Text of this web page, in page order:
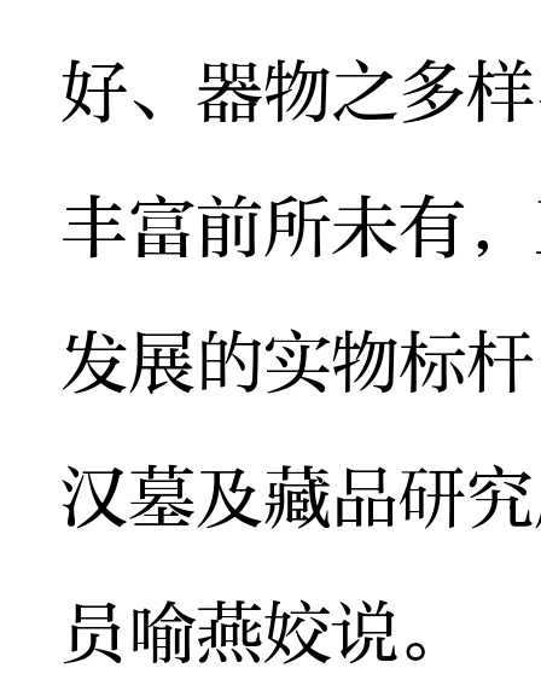
好、器物之多
丰富前所未有
发展的实物标
汉墓及藏品研
员喻燕姣说。